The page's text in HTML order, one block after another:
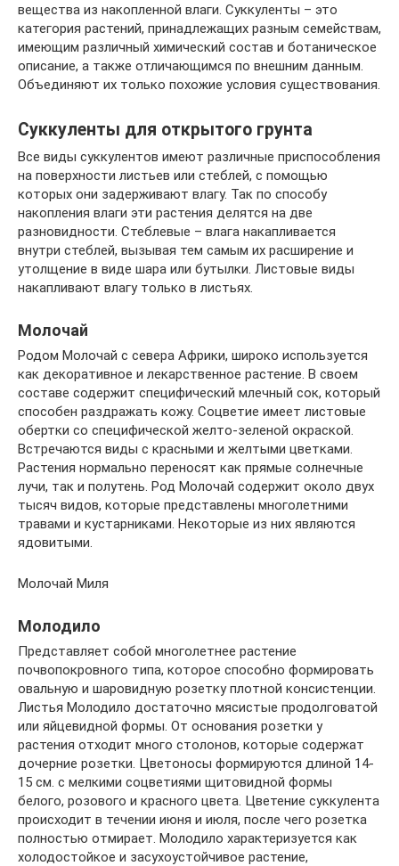
вещества из накопленной влаги. Суккуленты – это
категория растений, принадлежащих разным семействам,
имеющим различный химический состав и ботаническое
описание, а также отличающимся по внешним данным.
Объединяют их только похожие условия существования.
Суккуленты для открытого грунта
Все виды суккулентов имеют различные приспособления
на поверхности листьев или стеблей, с помощью
которых они задерживают влагу. Так по способу
накопления влаги эти растения делятся на две
разновидности. Стеблевые – влага накапливается
внутри стеблей, вызывая тем самым их расширение и
утолщение в виде шара или бутылки. Листовые виды
накапливают влагу только в листьях.
Молочай
Родом Молочай с севера Африки, широко используется
как декоративное и лекарственное растение. В своем
составе содержит специфический млечный сок, который
способен раздражать кожу. Соцветие имеет листовые
обертки со специфической желто-зеленой окраской.
Встречаются виды с красными и желтыми цветками.
Растения нормально переносят как прямые солнечные
лучи, так и полутень. Род Молочай содержит около двух
тысяч видов, которые представлены многолетними
травами и кустарниками. Некоторые из них являются
ядовитыми.
Молочай Миля
Молодило
Представляет собой многолетнее растение
почвопокровного типа, которое способно формировать
овальную и шаровидную розетку плотной консистенции.
Листья Молодило достаточно мясистые продолговатой
или яйцевидной формы. От основания розетки у
растения отходит много столонов, которые содержат
дочерние розетки. Цветоносы формируются длиной 14-
15 см. с мелкими соцветиями щитовидной формы
белого, розового и красного цвета. Цветение суккулента
происходит в течении июня и июля, после чего розетка
полностью отмирает. Молодило характеризуется как
холодостойкое и засухоустойчивое растение,